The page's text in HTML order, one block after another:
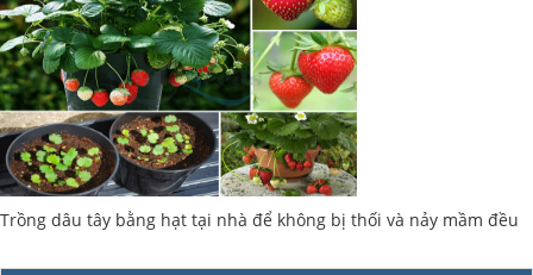
Trồng dâu tây bằng hạt tại nhà để không bị thối và nảy mầm đều